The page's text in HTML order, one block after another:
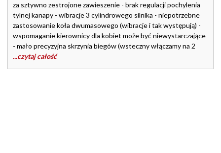
za sztywno zestrojone zawieszenie - brak regulacji pochylenia
tylnej kanapy - wibracje 3 cylindrowego silnika - niepotrzebne
zastosowanie koła dwumasowego (wibracje i tak występują) -
wspomaganie kierownicy dla kobiet może być niewystarczające
- mało precyzyjna skrzynia biegów (wsteczny włączamy na 2
...czytaj całość